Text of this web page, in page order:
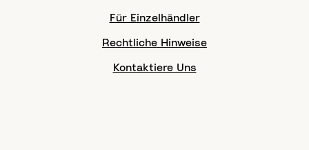
Für Einzelhändler
Rechtliche Hinweise
Kontaktiere Uns